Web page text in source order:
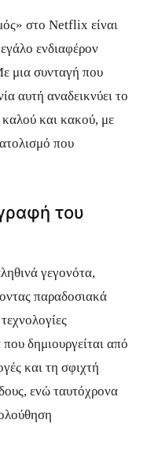
στο Netflix είναι
ενδιαφέρον
μια συνταγή που
αυτή αναδεικνύει το
καλού και κακού, με
που
του
γεγονότα,
παραδοσιακά
δημιουργείται από
και τη σφιχτή
ενώ ταυτόχρονα